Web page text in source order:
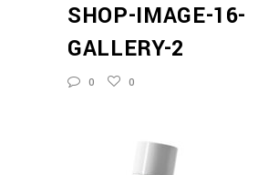
SHOP-IMAGE-16-
GALLERY-2
0 0